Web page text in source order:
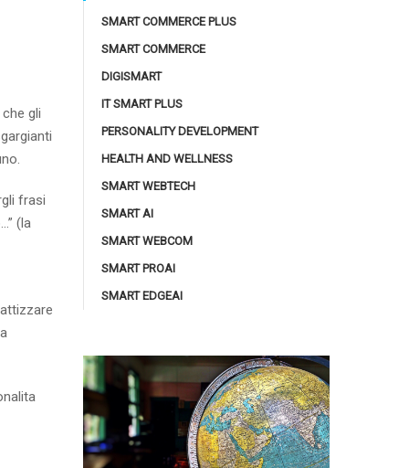
gli
frasi
(la
SMART COMMERCE PLUS
SMART COMMERCE
DIGISMART
IT SMART PLUS
PERSONALITY DEVELOPMENT
HEALTH AND WELLNESS
SMART WEBTECH
SMART AI
SMART WEBCOM
SMART PROAI
SMART EDGEAI